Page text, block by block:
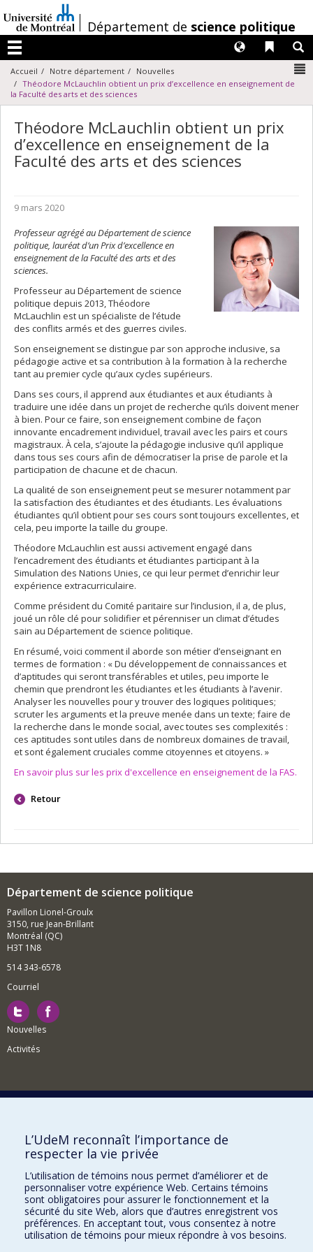
au
contenu
/Département de science politique
Menu
Liens
Langues
Accueil Notre département
Nouvelles
Théodore McLauchlin obtient un prix d’excellence en enseignement de
la Faculté des arts et des sciences
Théodore McLauchlin obtient un prix
d’excellence en enseignement de la
Faculté des arts et des sciences
9 mars 2020
Professeur agrégé au Département de science
politique, lauréat d’un Prix d’excellence en
enseignement de la Faculté des arts et des
sciences.
Professeur au Département de science
politique depuis 2013, Théodore
McLauchlin est un spécialiste de l’étude
des conflits armés et des guerres civiles.
Son enseignement se distingue par son approche inclusive, sa
pédagogie active et sa contribution à la formation à la recherche
tant au premier cycle qu’aux cycles supérieurs.
Dans ses cours, il apprend aux étudiantes et aux étudiants à
traduire une idée dans un projet de recherche qu’ils doivent mener
à bien. Pour ce faire, son enseignement combine de façon
innovante encadrement individuel, travail avec les pairs et cours
magistraux. À cela, s’ajoute la pédagogie inclusive qu’il applique
dans tous ses cours afin de démocratiser la prise de parole et la
participation de chacune et de chacun.
La qualité de son enseignement peut se mesurer notamment par
la satisfaction des étudiantes et des étudiants. Les évaluations
étudiantes qu’il obtient pour ses cours sont toujours excellentes, et
cela, peu importe la taille du groupe.
Théodore McLauchlin est aussi activement engagé dans
l’encadrement des étudiants et étudiantes participant à la
Simulation des Nations Unies, ce qui leur permet d’enrichir leur
expérience extracurriculaire.
Comme président du Comité paritaire sur l’inclusion, il a, de plus,
joué un rôle clé pour solidifier et pérenniser un climat d’études
sain au Département de science politique.
En résumé, voici comment il aborde son métier d’enseignant en
termes de formation : « Du développement de connaissances et
d’aptitudes qui seront transférables et utiles, peu importe le
chemin que prendront les étudiantes et les étudiants à l’avenir.
Analyser les nouvelles pour y trouver des logiques politiques;
scruter les arguments et la preuve menée dans un texte; faire de
la recherche dans le monde social, avec toutes ses complexités :
ces aptitudes sont utiles dans de nombreux domaines de travail,
et sont également cruciales comme citoyennes et citoyens. »
En savoir plus sur les prix d'excellence en enseignement de la FAS.
Retour
Département de science politique
Pavillon Lionel-Groulx
3150, rue Jean-Brillant
Montréal (QC)
H3T 1N8
514 343-6578
Courriel
Nouvelles
Activités
Comment soutenir le Département?
BESOIN D'AIDE?
Plan du site
Signaler une erreur
Accessibilité
FACULTÉ DES ARTS ET DES SCIENCES
L’UdeM reconnaît l’importance de
respecter la vie privée
L’utilisation de témoins nous permet d’améliorer et de
personnaliser votre expérience Web. Certains témoins
sont obligatoires pour assurer le fonctionnement et la
sécurité du site Web, alors que d’autres enregistrent vos
préférences. En acceptant tout, vous consentez à notre
utilisation de témoins pour mieux répondre à vos besoins.